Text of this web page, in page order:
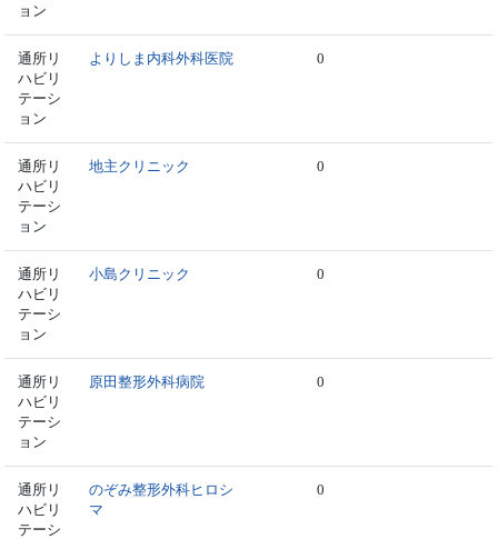
ョン
通所リ
ハビリ
テーシ
ョン
よりしま内科外科医院 0
通所リ
ハビリ
テーシ
ョン
地主クリニック 0
通所リ
ハビリ
テーシ
ョン
小島クリニック 0
通所リ
ハビリ
テーシ
ョン
原田整形外科病院 0
通所リ
ハビリ
テーシ
のぞみ整形外科ヒロシ
マ
0